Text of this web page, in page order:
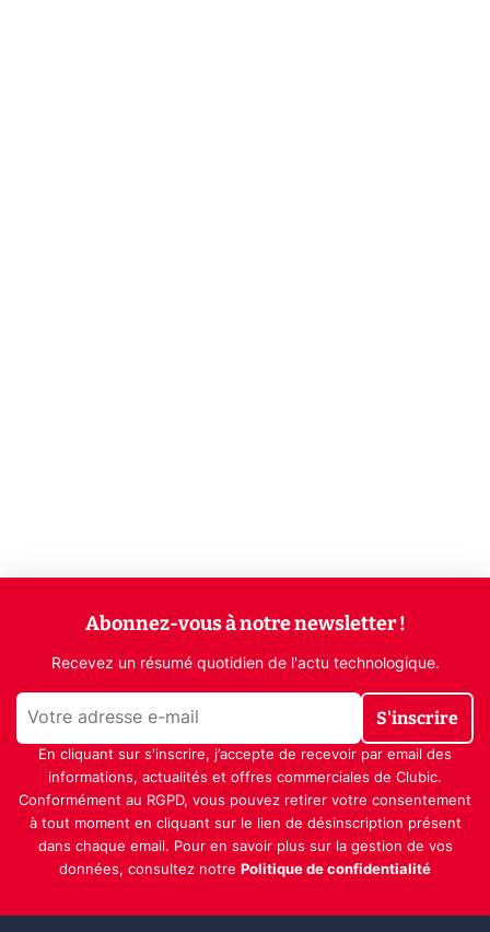
Abonnez-vous à notre newsletter !
Recevez un résumé quotidien de l'actu technologique.
S'inscrire
En cliquant sur s'inscrire, j’accepte de recevoir par email des
informations, actualités et offres commerciales de Clubic.
Conformément au RGPD, vous pouvez retirer votre consentement
à tout moment en cliquant sur le lien de désinscription présent
dans chaque email. Pour en savoir plus sur la gestion de vos
données, consultez notre Politique de confidentialité